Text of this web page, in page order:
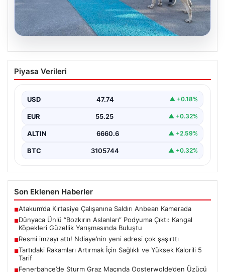
Dünyaca Ünlü “Bozkırın Aslanları”
Podyuma Çıktı: Kangal Köpekleri
Sivas Belediyesi tarafından organize edilen "Kangal
Standartları…
Piyasa Verileri
USD 47.74 ▲ +0.18%
EUR 55.25 ▲ +0.32%
ALTIN 6660.6 ▲ +2.59%
BTC 3105744 ▲ +0.32%
Son Eklenen Haberler
■Atakum’da Kırtasiye Çalışanına Saldırı Anbean Kamerada
■Dünyaca Ünlü “Bozkırın Aslanları” Podyuma Çıktı: Kangal
Köpekleri Güzellik Yarışmasında Buluştu
■Resmi imzayı attı! Ndiaye’nin yeni adresi çok şaşırttı
■Tartıdaki Rakamları Artırmak İçin Sağlıklı ve Yüksek Kalorili 5
Tarif
■Fenerbahçe’de Sturm Graz Maçında Oosterwolde’den Üzücü